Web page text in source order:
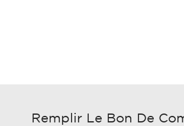
Remplir Le Bon De